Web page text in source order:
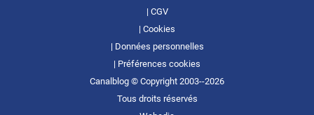
CGV
Cookies
Données personnelles
Préférences cookies
Canalblog © Copyright 2003--2026
Tous droits réservés